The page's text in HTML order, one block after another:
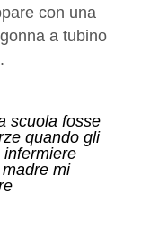
con una
a tubino
scuola fosse
quando gli
infermiere
mi